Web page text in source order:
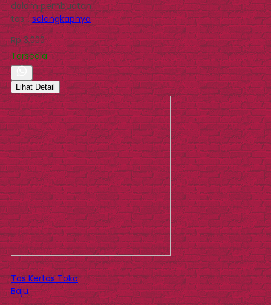
dalam pembuatan
tas…selengkapnya
Rp 3.000
Tersedia
Lihat Detail
Tas Kertas Toko
Baju